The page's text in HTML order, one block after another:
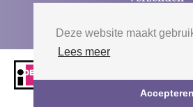
Deze website maakt
Lees meer
Accepteren